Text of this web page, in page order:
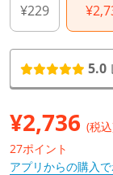
¥229
5.0
¥2,736 (税
27ポイント
アプリからの購入